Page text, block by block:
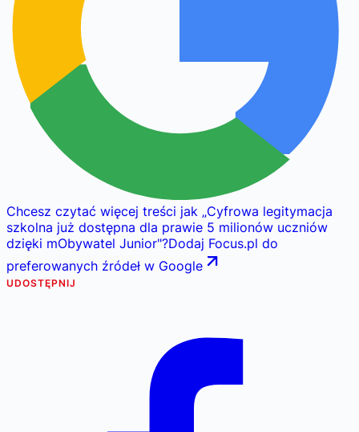
Chcesz czytać więcej treści jak „Cyfrowa legitymacja
szkolna już dostępna dla prawie 5 milionów uczniów
dzięki mObywatel Junior"?Dodaj Focus.pl do
preferowanych źródeł w Google
UDOSTĘPNIJ